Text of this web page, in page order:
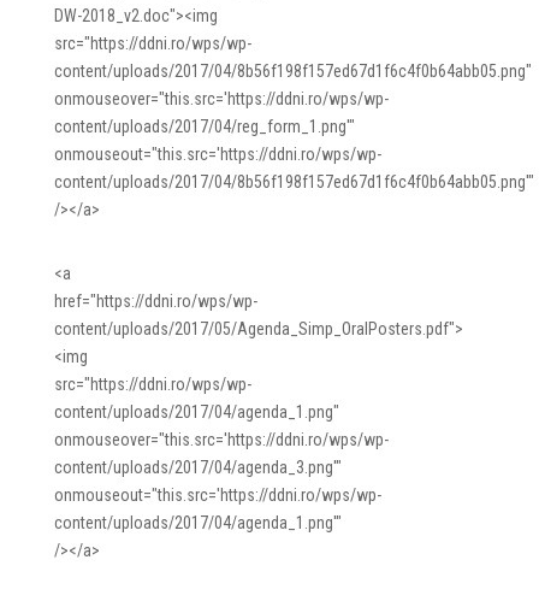
DW-2018_v2.doc"><img
src="https://ddni.ro/wps/wp-
content/uploads/2017/04/8b56f198f157ed67d1f6c4f0b64abb05.png"
onmouseover="this.src='https://ddni.ro/wps/wp-
content/uploads/2017/04/reg_form_1.png'"
onmouseout="this.src='https://ddni.ro/wps/wp-
content/uploads/2017/04/8b56f198f157ed67d1f6c4f0b64abb05.png'"
/></a>
<a
href="https://ddni.ro/wps/wp-
content/uploads/2017/05/Agenda_Simp_OralPosters.pdf">
<img
src="https://ddni.ro/wps/wp-
content/uploads/2017/04/agenda_1.png"
onmouseover="this.src='https://ddni.ro/wps/wp-
content/uploads/2017/04/agenda_3.png'"
onmouseout="this.src='https://ddni.ro/wps/wp-
content/uploads/2017/04/agenda_1.png'"
/></a>